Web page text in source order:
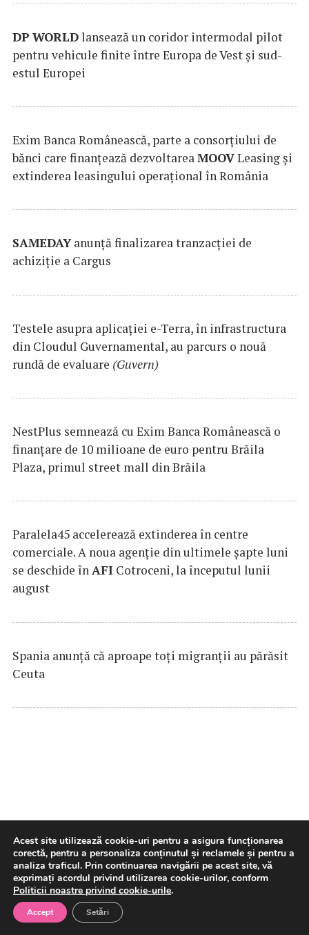
DP WORLDlansează un coridor intermodal pilot
pentru vehicule finite între Europa de Vest și sud-
estul Europei
Exim Banca Românească, parte a consorțiului de
bănci care finanțează dezvoltareaMOOVLeasing și
extinderea leasingului operațional în România
SAMEDAYanunță finalizarea tranzacției de
achiziție a Cargus
Testele asupra aplicaţiei e-Terra, în infrastructura
din Cloudul Guvernamental, au parcurs o nouă
rundă de evaluare (Guvern)
NestPlus semnează cu Exim Banca Românească o
finanțare de 10 milioane de euro pentru Brăila
Plaza, primul street mall din Brăila
Paralela45 accelerează extinderea în centre
comerciale. A noua agenție din ultimele șapte luni
se deschide înAFI Cotroceni, la începutul lunii
august
Spania anunţă că aproape toţi migranţii au părăsit
Ceuta
Camera Deputaţilor/Strategia
naţională pentru conservarea
biodiversităţii – adoptată de
plen
Acest site utilizează cookie-uri pentru a asigura funcționarea
corectă, pentru a personaliza conținutul și reclamele și pentru a
analiza traficul. Prin continuarea navigării pe acest site, vă
exprimați acordul privind utilizarea cookie-urilor, conform
Politicii noastre privind cookie-urile.
Accept Setări